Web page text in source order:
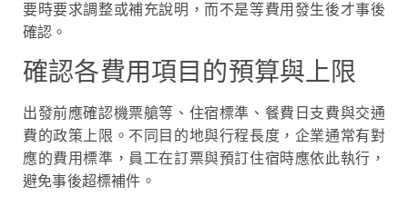
要時要求調整或補充說明，而不是等費用發生後才事後
確認。
確認各費用項目的預算與上限
出發前應確認機票艙等、住宿標準、餐費日支費與交通
費的政策上限。不同目的地與行程長度，企業通常有對
應的費用標準，員工在訂票與預訂住宿時應依此執行，
避免事後超標補件。